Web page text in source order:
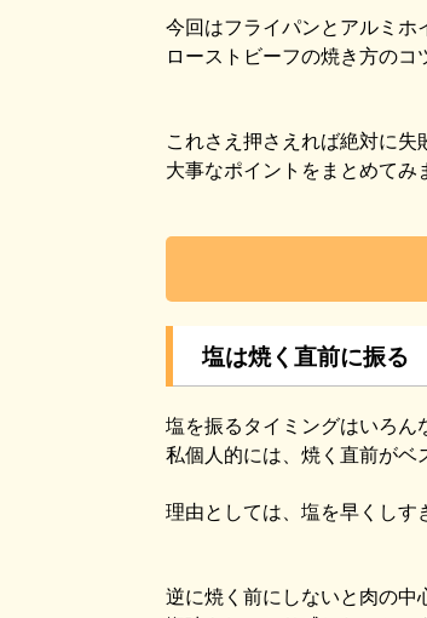
今回はフライパンとアルミホ
ローストビーフの焼き方のコ
これさえ押さえれば絶対に失
大事なポイントをまとめてみ
塩は焼く直前に振る
塩を振るタイミングはいろん
私個人的には、焼く直前がベ
理由としては、塩を早くしす
逆に焼く前にしないと肉の中